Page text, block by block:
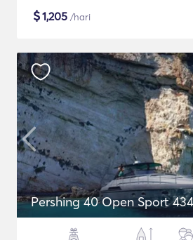
$1,205 /hari
Pershing 40 Open Sport